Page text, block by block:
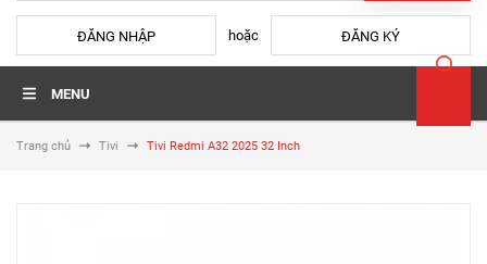
ĐĂNG NHẬP hoặc ĐĂNG KÝ
MENU
Trang chủ Tivi Tivi Redmi A32 2025 32 Inch